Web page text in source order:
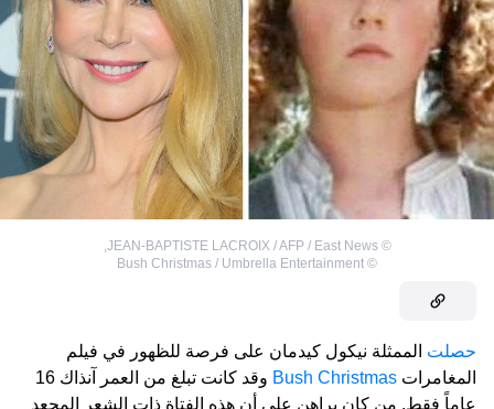
©
JEAN-BAPTISTE LACROIX / AFP / East News
,
©
Bush Christmas / Umbrella Entertainment
حصلت الممثلة نيكول كيدمان على فرصة للظهور في فيلم
المغامرات Bush Christmas
وقد كانت تبلغ من العمر آنذاك 16
عاماً فقط. من كان يراهن على أن هذه الفتاة ذات الشعر المجعد